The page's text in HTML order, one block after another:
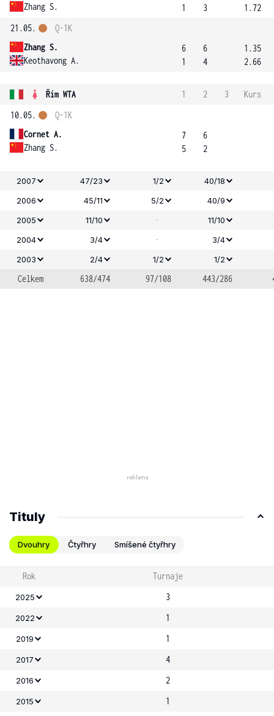
Zhang S. 1 3
1.72
21.05.
Zhang S.
Keothavong A.
Q-1K
6
1
6
4
1.35
2.66
Řím WTA 1 2 3
Kurs
10.05.
Cornet A.
Zhang S.
Q-1K
7
5
6
2
2007 47/23 1/2
40/18
2006
45/11 5/2
40/9
2005
11/10 -
11/10
2004
3/4 -
3/4
2003
2/4 1/2 1/2
Celkem 638/474 97/108 443/286
Tituly
Dvouhry Čtyřhry Smíšené čtyřhry
Rok Turnaje
2025 3
2022 1
2019 1
2017 4
2016 2
2015 1